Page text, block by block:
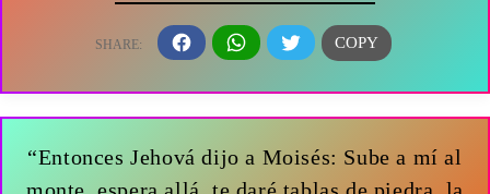
“Entonces Jehová dijo a Moisés: Sube a mí al